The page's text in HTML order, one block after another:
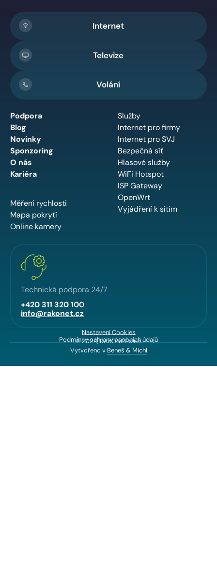
Internet
Televize
Volání
Podpora
Blog
Novinky
Sponzoring
O nás
Kariéra
Měření rychlosti
Mapa pokrytí
Online kamery
Služby
Internet pro firmy
Internet pro SVJ
Bezpečná síť
Hlasové služby
WiFi Hotspot
ISP Gateway
OpenWrt
Vyjádření k sítím
Technická podpora 24/7
+420 311 320 100
info@rakonet.cz
Nastavení Cookies
Podmínky ochrany osobních údajů
© 2024, RAKONET s.r.o.
Vytvořeno v Beneš & Michl